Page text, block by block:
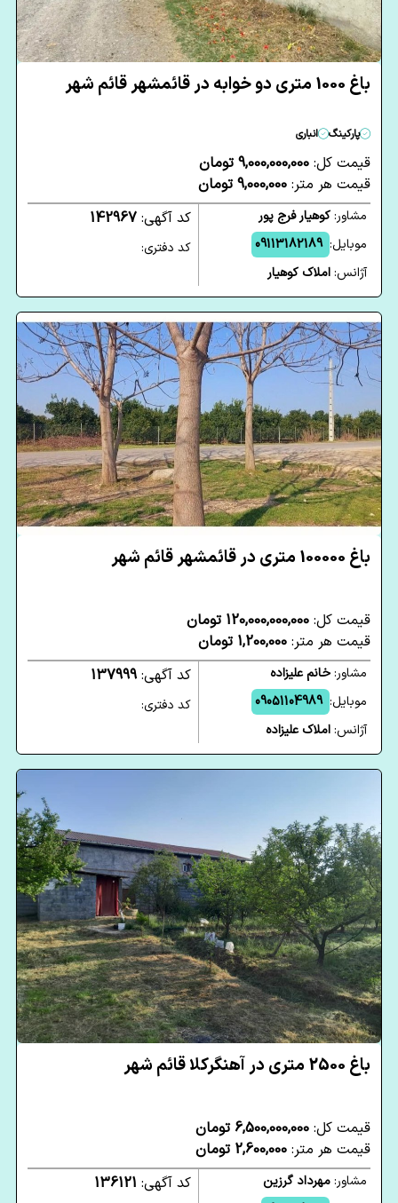
باغ 1000 متری دو خوابه در قائمشهر قائم شهر
پارکینگ انباری
قیمت کل: 9,000,000,000 تومان
قیمت هر متر: 9,000,000 تومان
مشاور:کوهیار فرج پور
موبایل: 09113182189
آژانس:املاک کوهیار
کد آگهی: 142967
کد دفتری:
باغ 100000 متری در قائمشهر قائم شهر
قیمت کل: 120,000,000,000 تومان
قیمت هر متر: 1,200,000 تومان
مشاور:خانم علیزاده
موبایل: 09051104989
آژانس:املاک علیزاده
کد آگهی:137999
کد دفتری:
باغ 2500 متری در آهنگرکلا قائم شهر
قیمت کل: 6,500,000,000 تومان
قیمت هر متر: 2,600,000 تومان
مشاور:مهرداد گرزین
کد آگهی: 136121